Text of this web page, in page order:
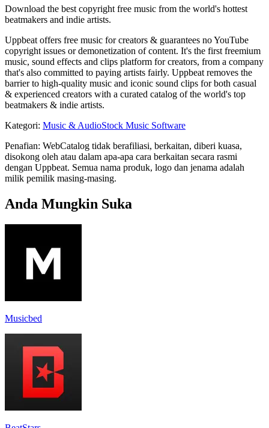
Download the best copyright free music from the world's hottest
beatmakers and indie artists.
Uppbeat offers free music for creators & guarantees no YouTube
copyright issues or demonetization of content. It's the first freemium
music, sound effects and clips platform for creators, from a company
that's also committed to paying artists fairly. Uppbeat removes the
barrier to high-quality music and iconic sound clips for both casual
& experienced creators with a curated catalog of the world's top
beatmakers & indie artists.
Kategori: Music & AudioStock Music Software
Penafian: WebCatalog tidak berafiliasi, berkaitan, diberi kuasa,
disokong oleh atau dalam apa-apa cara berkaitan secara rasmi
dengan Uppbeat. Semua nama produk, logo dan jenama adalah
milik pemilik masing-masing.
Anda Mungkin Suka
Musicbed